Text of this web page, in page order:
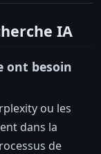
IA
ont besoin
ou les
dans la
de